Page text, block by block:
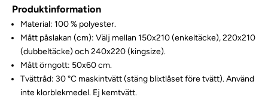
Produktinformation
Material: 100 % polyester.
Mått påslakan (cm): Välj mellan 150x210 (enkeltäcke), 220x210
(dubbeltäcke) och 240x220 (kingsize).
Mått örngott: 50x60 cm.
Tvättråd: 30 °C maskintvätt (stäng blixtlåset före tvätt). Använd
inte klorblekmedel. Ej kemtvätt.